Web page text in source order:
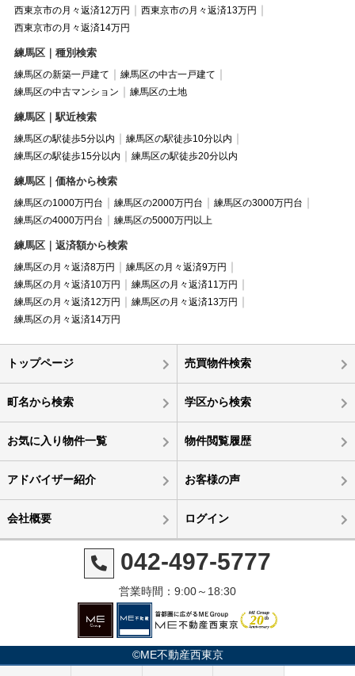
西東京市の月々返済12万円
西東京市の月々返済13万円
西東京市の月々返済14万円
練馬区｜種別検索
練馬区の新築一戸建て
練馬区の中古一戸建て
練馬区の中古マンション
練馬区の土地
練馬区｜駅近検索
練馬区の駅徒歩5分以内
練馬区の駅徒歩10分以内
練馬区の駅徒歩15分以内
練馬区の駅徒歩20分以内
練馬区｜価格から検索
練馬区の1000万円台 練馬区の2000万円台
練馬区の3000万円台
練馬区の4000万円台
練馬区の5000万円以上
練馬区｜返済額から検索
練馬区の月々返済8万円
練馬区の月々返済9万円
練馬区の月々返済10万円
練馬区の月々返済11万円
練馬区の月々返済12万円
練馬区の月々返済13万円
練馬区の月々返済14万円
トップページ 売買物件検索
町名から検索 学区から検索
お気に入り物件一覧 物件閲覧履歴
アドバイザー紹介 お客様の声
会社概要 ログイン
042-497-5777
営業時間：9:00～18:30
©ME不動産西東京